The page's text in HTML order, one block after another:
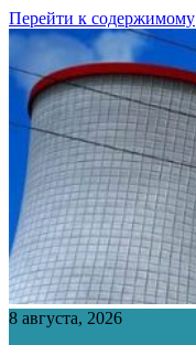
Перейти к содержимому
8 августа, 2026